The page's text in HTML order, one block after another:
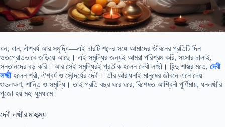
ধন, ধান, ঐশ্বর্য আর সমৃদ্ধি—এই চারটি শব্দের সঙ্গে আমাদের জীবনের প্রতিটি দিন
ওতপ্রোতভাবে জড়িয়ে আছে। এই সমৃদ্ধির জন্যই আমরা পরিশ্রম করি, সংসার চালাই,
সন্তানদের বড় করি। আর সেই সমৃদ্ধিরই প্রতীক হলেন দেবী লক্ষ্মী। হিন্দু শাস্ত্র মতে, দেবী
লক্ষ্মীহলেন শ্রী, ঐশ্বর্য ও সৌন্দর্যের দেবী। তাঁর আরাধনাই মানুষের জীবনে এনে দেয়
শুভলক্ষণ, শান্তি ও সমৃদ্ধি। তাই প্রতি বছর ঘরে ঘরে, বিশেষত আশ্বিনী পূর্ণিমায়, ধনলক্ষ্মীর
পুজো হয় মহা ধুমধামে।
দেবী লক্ষ্মীর মাহাত্ম্য